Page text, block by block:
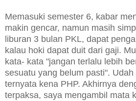
Memasuki semester 6, kabar
makin gencar, namun masih
liburan 3 bulan PKL, dapat
kalau hoki dapat duit dari gaji.
kata- kata "jangan terlalu lebih
sesuatu yang belum pasti".
ternyata kena PHP. Akhirnya
terpaksa, saya mengambil mata